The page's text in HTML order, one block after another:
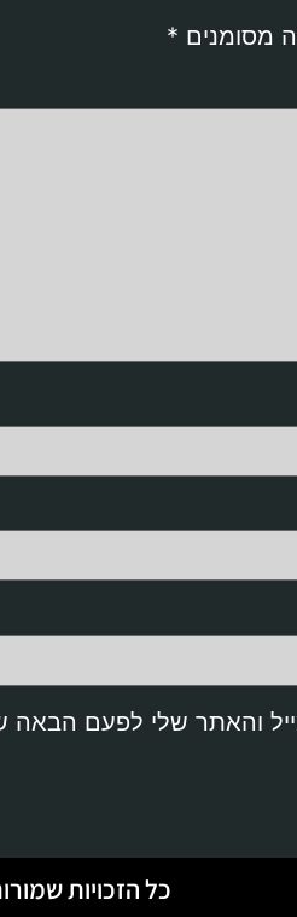
מסומנים *
והאתר שלי לפעם הבאה
כל הזכויות